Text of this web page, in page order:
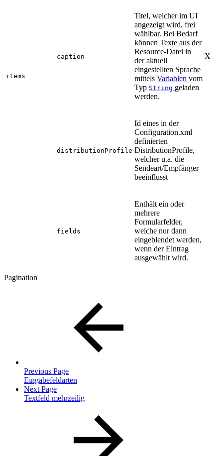
items
caption
Titel, welcher im UI
angezeigt wird, frei
wählbar. Bei Bedarf
können Texte aus der
Resource-Datei in
der aktuell
eingestellten Sprache
mittels Variablen vom
Typ String geladen
werden.
X
distributionProfile
Id eines in der
Configuration.xml
definierten
DistributionProfile,
welcher u.a. die
Sendeart/Empfänger
beeinflusst
fields
Enthält ein oder
mehrere
Formularfelder,
welche nur dann
eingeblendet werden,
wenn der Eintrag
ausgewählt wird.
Pagination
Previous Page
Eingabefeldarten
Next Page
Textfeld mehrzeilig